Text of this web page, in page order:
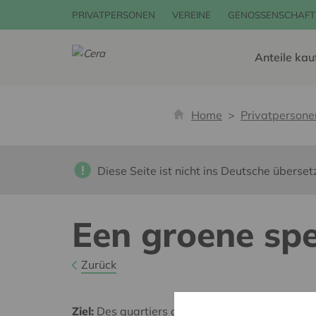
PRIVATPERSONEN VEREINE
Anteile
Home
Diese Seite ist nicht ins Deutsche
Een groene
Zurück
Ziel: Des quartiers chaleureux et bienveillants